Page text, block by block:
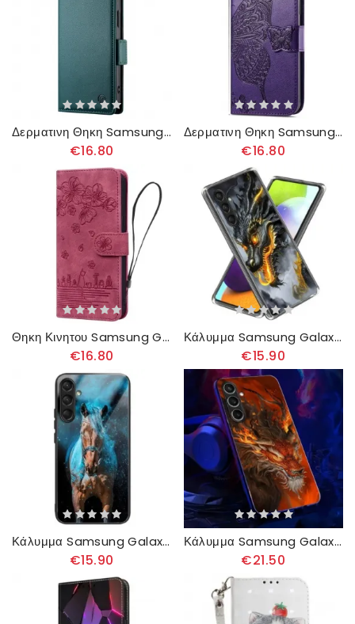
Δερματινη Θηκη Samsung Galaxy A16 5g Μαγνητικά Κουμπώματα
€16.80
Δερματινη Θηκη Samsung Galaxy A16 5g Μπαρόκ Πεταλούδα Σιλικόνης
€16.80
Θηκη Κινητου Samsung Galaxy A16 5g Γάτες Και Κερασιά
€16.80
Κάλυμμα Samsung Galaxy A16 5g Δράκος Σιλικόνης
€15.90
Κάλυμμα Samsung Galaxy A16 5g Θήκες Κινητών Horse Tempered Glass
€15.90
Κάλυμμα Samsung Galaxy A16 5g Καλέστε Το Flash Series Red Fire Dragon
€21.50